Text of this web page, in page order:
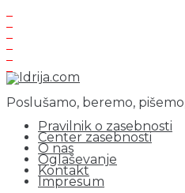
Poslušamo, beremo,
Pravilnik o zasebnosti
Center zasebnosti
O nas
Oglaševanje
Kontakt
Impresum